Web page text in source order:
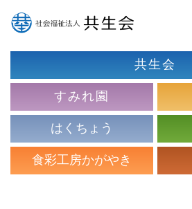
共生会
すみれ園
はくちょう
食彩工房かがやき